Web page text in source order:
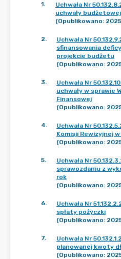
1.
Uchwała Nr
uchwały
(Opublikowano:
2.
Uchwała Nr
sfinansowania
projekcie budżetu
(Opublikowano:
3.
Uchwała Nr
uchwały w sprawie
Finansowej
(Opublikowano:
4.
Uchwała Nr
Komisji Rewizyjnej
(Opublikowano:
5.
Uchwała Nr
sprawozdaniu z
rok
(Opublikowano:
6.
Uchwała Nr
spłaty pożyczki
(Opublikowano:
7.
Uchwała Nr
planowanej kwoty
(Opublikowano: